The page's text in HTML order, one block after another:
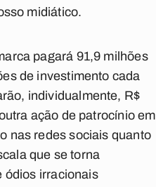
midiático.
pagará 91,9 milhões
de investimento cada
individualmente, R$
ação de patrocínio em
nas redes sociais quanto
que se torna
ódios irracionais